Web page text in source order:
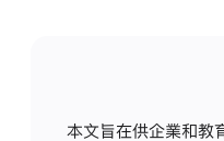
本文旨在供企業和教